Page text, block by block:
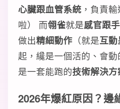
心臟跟血管系統 ，負責
啦） 而翎雀就是感官跟
做出精細動作 （就是互
起，纔是一個活的、會動
是一套能跑的技術解決方
2026年爆紅原因？邊